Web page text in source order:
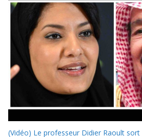
(Vidéo) Le professeur Didier Raoult sort